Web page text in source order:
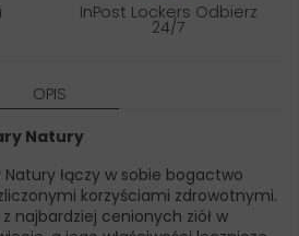
InPost Lockers Odbierz
24/7
OPIS
Natury
Natury łączy w sobie bogactwo
korzyściami zdrowotnymi.
najbardziej cenionych ziół w